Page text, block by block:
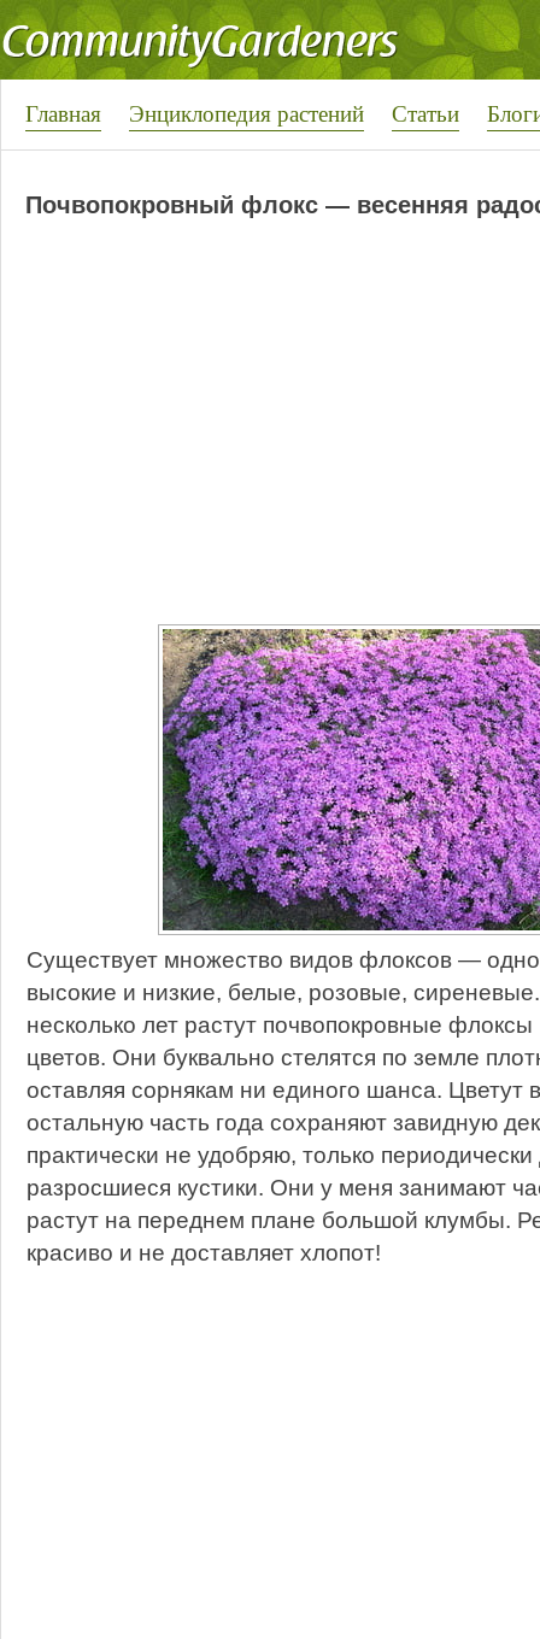
Главная Энциклопедия растений Статьи
Почвопокровный флокс — весенняя
Существует множество видов флоксов —
высокие и низкие, белые, розовые,
несколько лет растут почвопокровные флоксы
цветов. Они буквально стелятся по земле
оставляя сорнякам ни единого шанса. Цветут
остальную часть года сохраняют завидную
практически не удобряю, только
разросшиеся кустики. Они у меня занимают
растут на переднем плане большой клумбы.
красиво и не доставляет хлопот!